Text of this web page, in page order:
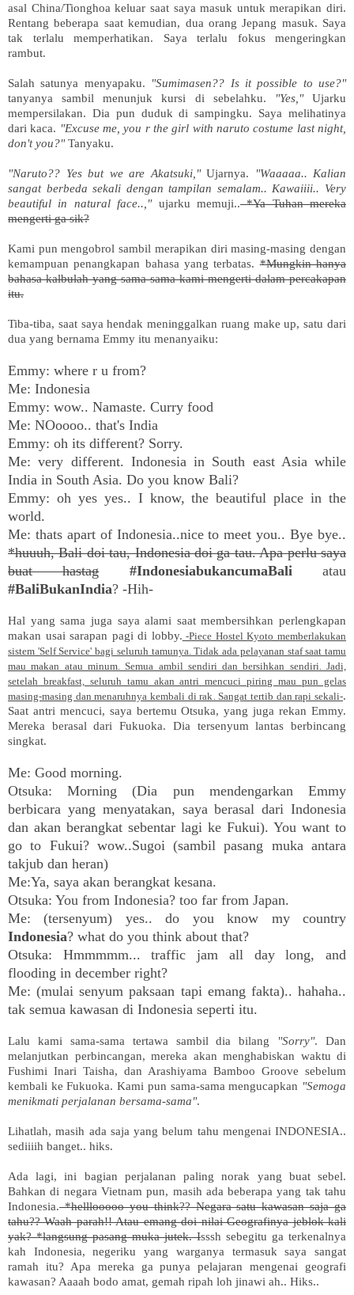
asal China/Tionghoa keluar saat saya masuk untuk merapikan diri.
Rentang beberapa saat kemudian, dua orang Jepang masuk. Saya
tak terlalu memperhatikan. Saya terlalu fokus mengeringkan
rambut.
Salah satunya menyapaku. "Sumimasen?? Is it possible to use?"
tanyanya sambil menunjuk kursi di sebelahku. "Yes,"Ujarku
mempersilakan. Dia pun duduk di sampingku. Saya melihatinya
dari kaca. "Excuse me, you r the girl with naruto costume last night,
don't you?"Tanyaku.
"Naruto?? Yes but we are Akatsuki,"Ujarnya. "Waaaaa.. Kalian
sangat berbeda sekali dengan tampilan semalam.. Kawaiiii.. Very
beautiful in natural face..,"ujarku memuji..*Ya Tuhan mereka
mengerti ga sik?
Kami pun mengobrol sambil merapikan diri masing-masing dengan
kemampuan penangkapan bahasa yang terbatas.*Mungkin hanya
bahasa kalbulah yang sama-sama kami mengerti dalam percakapan
itu.
Tiba-tiba, saat saya hendak meninggalkan ruang make up, satu dari
dua yang bernama Emmy itu menanyaiku:
Emmy: where r u from?
Me: Indonesia
Emmy: wow.. Namaste. Curry food
Me: NOoooo.. that's India
Emmy: oh its different? Sorry.
Me: very different. Indonesia in South east Asia while
India in South Asia. Do you know Bali?
Emmy: oh yes yes.. I know, the beautiful place in the
world.
Me: thats apart of Indonesia..nice to meet you.. Bye bye..
*huuuh, Bali doi tau, Indonesia doi ga tau. Apa perlu saya
buat hastag
#IndonesiabukancumaBaliatau
#BaliBukanIndia? -Hih-
Hal yang sama juga saya alami saat membersihkan perlengkapan
makan usai sarapan pagi di lobby. -Piece Hostel Kyoto memberlakukan
sistem 'Self Service' bagi seluruh tamunya. Tidak ada pelayanan staf saat tamu
mau makan atau minum. Semua ambil sendiri dan bersihkan sendiri. Jadi,
setelah breakfast, seluruh tamu akan antri mencuci piring mau pun gelas
masing-masing dan menaruhnya kembali di rak. Sangat tertib dan rapi sekali-.
Saat antri mencuci, saya bertemu Otsuka, yang juga rekan Emmy.
Mereka berasal dari Fukuoka. Dia tersenyum lantas berbincang
singkat.
Me: Good morning.
Otsuka: Morning (Dia pun mendengarkan Emmy
berbicara yang menyatakan, saya berasal dari Indonesia
dan akan berangkat sebentar lagi ke Fukui). You want to
go to Fukui? wow..Sugoi (sambil pasang muka antara
takjub dan heran)
Me:Ya, saya akan berangkat kesana.
Otsuka: You from Indonesia? too far from Japan.
Me: (tersenyum) yes.. do you know my country
Indonesia? what do you think about that?
Otsuka: Hmmmmm... traffic jam all day long, and
flooding in december right?
Me: (mulai senyum paksaan tapi emang fakta).. hahaha..
tak semua kawasan di Indonesia seperti itu.
Lalu kami sama-sama tertawa sambil dia bilang "Sorry". Dan
melanjutkan perbincangan, mereka akan menghabiskan waktu di
Fushimi Inari Taisha, dan Arashiyama Bamboo Groove sebelum
kembali ke Fukuoka. Kami pun sama-sama mengucapkan "Semoga
menikmati perjalanan bersama-sama".
Lihatlah, masih ada saja yang belum tahu mengenai INDONESIA..
sediiiih banget.. hiks.
Ada lagi, ini bagian perjalanan paling norak yang buat sebel.
Bahkan di negara Vietnam pun, masih ada beberapa yang tak tahu
Indonesia.*helllooooo you think?? Negara satu kawasan saja ga
tahu?? Waah parah!! Atau emang doi nilai Geografinya jeblok kali
yak? *langsung pasang muka jutek. Isssh sebegitu ga terkenalnya
kah Indonesia, negeriku yang warganya termasuk saya sangat
ramah itu? Apa mereka ga punya pelajaran mengenai geografi
kawasan? Aaaah bodo amat, gemah ripah loh jinawi ah.. Hiks..